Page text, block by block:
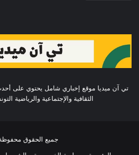
تي آن ميديا موقع إخباري شامل يحتوي على
الثقافية والإجتماعية والرياضية
جميع الحقوق